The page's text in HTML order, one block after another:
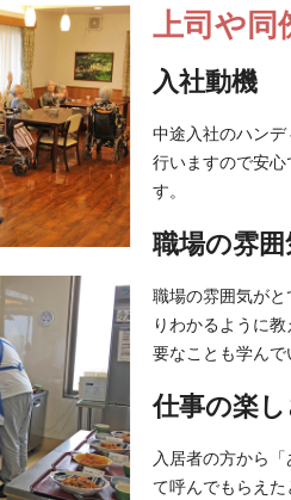
上司や同
入社動機
中途入社のハン
行いますので安
す。
職場の雰
職場の雰囲気が
りわかるように
要なことも学んで
仕事の楽
入居者の方から
て呼んでもらえた